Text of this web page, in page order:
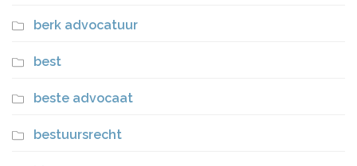
berk advocatuur
best
beste advocaat
bestuursrecht